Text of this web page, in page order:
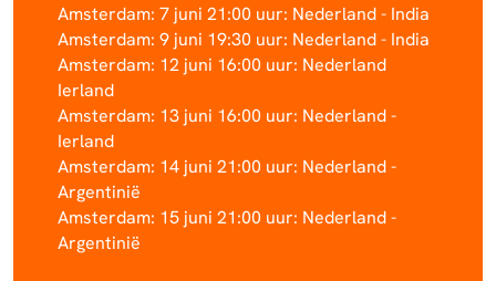
Amsterdam: 7 juni 21:00 uur: Nederland - India
Amsterdam: 9 juni 19:30 uur: Nederland - India
Amsterdam: 12 juni 16:00 uur: Nederland
Ierland
Amsterdam: 13 juni 16:00 uur: Nederland -
Ierland
Amsterdam: 14 juni 21:00 uur: Nederland -
Argentinië
Amsterdam: 15 juni 21:00 uur: Nederland -
Argentinië